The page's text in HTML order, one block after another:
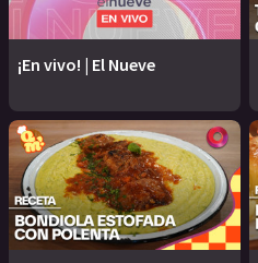
¡En vivo! | El Nueve